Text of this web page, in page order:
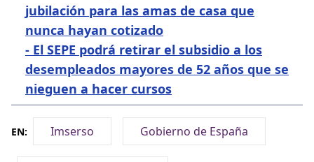
jubilación para las amas de casa que
nunca hayan cotizado
- El SEPE podrá retirar el subsidio a los
desempleados mayores de 52 años que se
nieguen a hacer cursos
EN: Imserso Gobierno de España